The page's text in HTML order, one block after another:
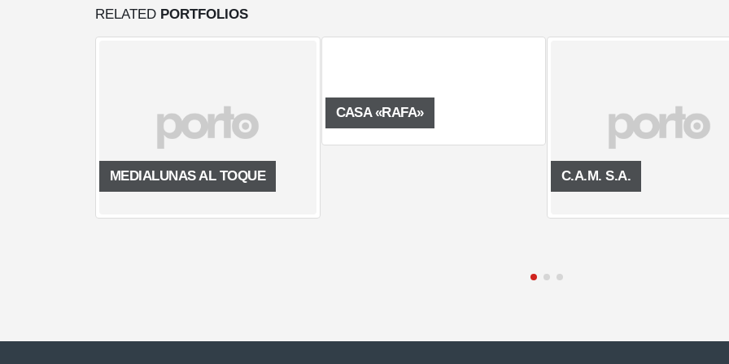
RELATED PORTFOLIOS
CASA «RAFA»
SANATORIO 7 DE